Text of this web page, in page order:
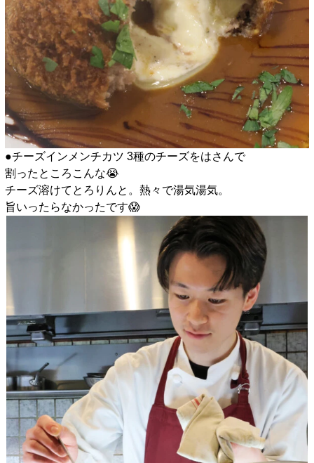
●チーズインメンチカツ 3種のチーズをはさんで
割ったところこんな😭
チーズ溶けてとろりんと。熱々で湯気湯気。
旨いったらなかったです😱